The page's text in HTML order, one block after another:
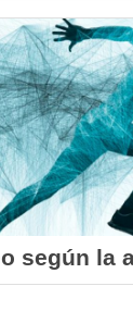
según la